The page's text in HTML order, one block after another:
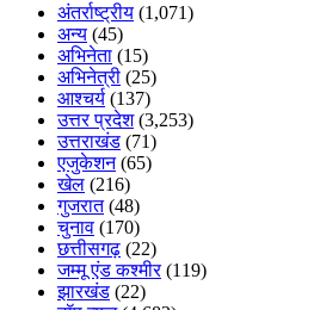
अंतर्राष्ट्रीय (1,071)
अन्य (45)
अभिनेता (15)
अभिनेत्री (25)
आश्चर्य (137)
उत्तर प्रदेश(3,253)
उत्तराखंड (71)
एजुकेशन(65)
खेल (216)
गुजरात(48)
चुनाव (170)
छत्तीसगढ़ (22)
जम्मू एंड कश्मीर(119)
झारखंड (22)